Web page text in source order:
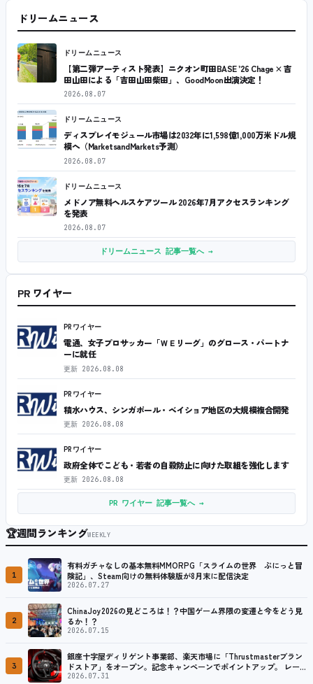
ドリームニュース
ドリームニュース
【第二弾アーティスト発表】ニクオン町田BASE ’26 Chage × 吉
田山田による「吉田山田柴田」、GoodMoon出演決定！
2026.08.07
ドリームニュース
ディスプレイモジュール市場は2032年に1,598億1,000万米ドル規
模へ（MarketsandMarkets予測）
2026.08.07
ドリームニュース
メドノア無料ヘルスケアツール 2026年7月アクセスランキング
を発表
2026.08.07
ドリームニュース 記事一覧へ →
PR ワイヤー
PRワイヤー
電通、女子プロサッカー「ＷＥリーグ」のグロース・パートナ
ーに就任
更新 2026.08.08
PRワイヤー
積水ハウス、シンガポール・ベイショア地区の大規模複合開発
更新 2026.08.08
PRワイヤー
政府全体でこども・若者の自殺防止に向けた取組を強化します
更新 2026.08.08
PR ワイヤー 記事一覧へ →
🏆週間ランキングWEEKLY
1
有料ガチャなしの基本無料MMORPG「スライムの世界 ぷにっと冒
険記」、Steam向けの無料体験版が8月末に配信決定
2026.07.27
2
ChinaJoy2026の見どころは！？中国ゲーム界隈の変遷と今をどう見
るか！？
2026.07.15
3
銀座十字屋ディリゲント事業部、楽天市場に「Thrustmasterブラン
ドストア」をオープン。記念キャンペーンでポイントアップ。 レーシ
ング／フライトシム向けコントローラーを中心に、幅広くラインナッ
2026.07.31